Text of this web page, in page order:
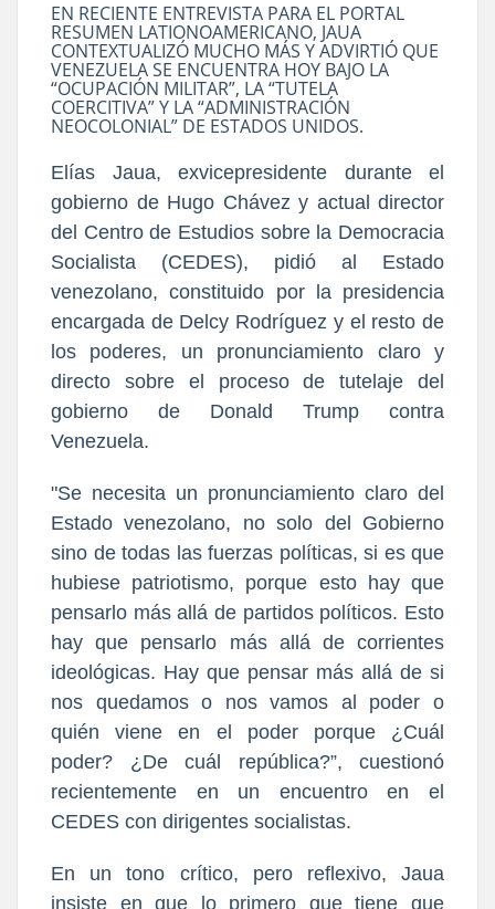
EN RECIENTE ENTREVISTA PARA EL PORTAL
RESUMEN LATIONOAMERICANO, JAUA
CONTEXTUALIZÓ MUCHO MÁS Y ADVIRTIÓ QUE
VENEZUELA SE ENCUENTRA HOY BAJO LA
“OCUPACIÓN MILITAR”, LA “TUTELA
COERCITIVA” Y LA “ADMINISTRACIÓN
NEOCOLONIAL” DE ESTADOS UNIDOS.
Elías Jaua, exvicepresidente durante el
gobierno de Hugo Chávez y actual director
del Centro de Estudios sobre la Democracia
Socialista (CEDES), pidió al Estado
venezolano, constituido por la presidencia
encargada de Delcy Rodríguez y el resto de
los poderes, un pronunciamiento claro y
directo sobre el proceso de tutelaje del
gobierno de Donald Trump contra
Venezuela.
"Se necesita un pronunciamiento claro del
Estado venezolano, no solo del Gobierno
sino de todas las fuerzas políticas, si es que
hubiese patriotismo, porque esto hay que
pensarlo más allá de partidos políticos. Esto
hay que pensarlo más allá de corrientes
ideológicas. Hay que pensar más allá de si
nos quedamos o nos vamos al poder o
quién viene en el poder porque ¿Cuál
poder? ¿De cuál república?”, cuestionó
recientemente en un encuentro en el
CEDES con dirigentes socialistas.
En un tono crítico, pero reflexivo, Jaua
insiste en que lo primero que tiene que